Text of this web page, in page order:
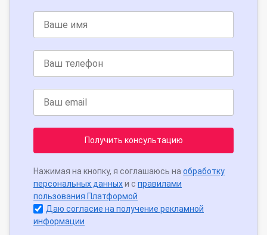
Получить консультацию
Нажимая на кнопку, я соглашаюсь на обработку
персональных данныхи с правилами
пользования Платформой
Даю согласие на получение рекламной
информации